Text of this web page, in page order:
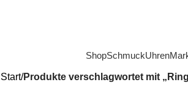
ShopSchmuckUhren
Start Produkte verschlagwortet mit